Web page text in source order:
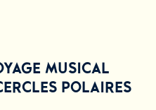
MUSICAL
POLAIRES